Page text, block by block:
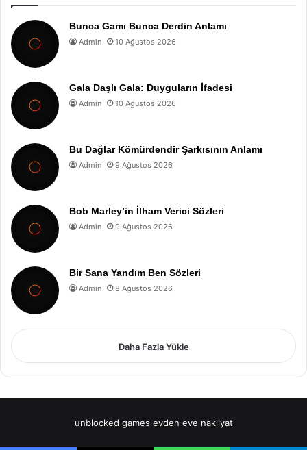
Bunca Gamı Bunca Derdin Anlamı
Admin 10 Ağustos 2026
Gala Daşlı Gala: Duyguların İfadesi
Admin 10 Ağustos 2026
Bu Dağlar Kömürdendir Şarkısının Anlamı
Admin 9 Ağustos 2026
Bob Marley’in İlham Verici Sözleri
Admin 9 Ağustos 2026
Bir Sana Yandım Ben Sözleri
Admin 8 Ağustos 2026
Daha Fazla Yükle
unblocked games evden eve nakliyat